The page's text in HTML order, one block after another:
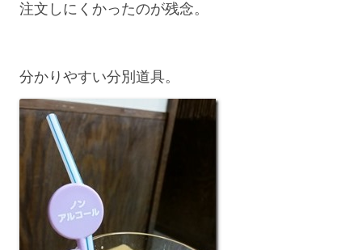
注文しにくかったのが残念。
分かりやすい分別道具。